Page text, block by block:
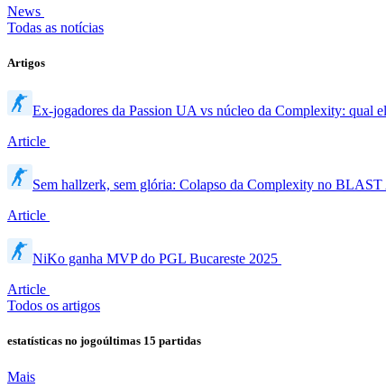
News
Todas as notícias
Artigos
Ex-jogadores da Passion UA vs núcleo da Complexity: qual
Article
Sem hallzerk, sem glória: Colapso da Complexity no
Article
NiKo ganha MVP do PGL Bucareste 2025
Article
Todos os artigos
estatísticas no jogoúltimas 15 partidas
Mais